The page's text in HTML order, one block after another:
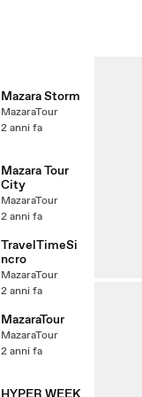
Mazara Storm
MazaraTour
2 anni fa
Mazara Tour
City
MazaraTour
2 anni fa
TravelTimeSi
ncro
MazaraTour
2 anni fa
MazaraTour
MazaraTour
2 anni fa